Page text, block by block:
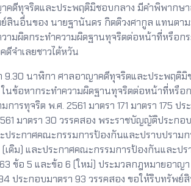
จริตและประพฤติมิชอบกลาง มีคำพิพากษา
นอื่นของ นายฐานันดร กิตติวงศากูล แทนต
มผิดกระทำความผิดฐานทุจริตต่อหน้าที่หรือก
จำเลยชาวไต้หวัน
นาฬิกา ศาลอาญาคดีทุจริตและประพฤติมิ
ในข้อหากระทำความผิดฐานทุจริตต่อหน้าที่ห
ารทุจริต พ.ศ. 2561 มาตรา 171 มาตรา
มาตรา 30 วรรคสอง พระราชบัญญัติประก
ประกาศคณะกรรมการป้องกันและปราบปรา
เดิม) และประกาศคณะกรรมการป้องกันและ
ข้อ 5 และข้อ 6 (ใหม่) ประมวลกฎหมายอ
ประกอบมาตรา 93 วรรคสอง ขอให้ริบทรัพ